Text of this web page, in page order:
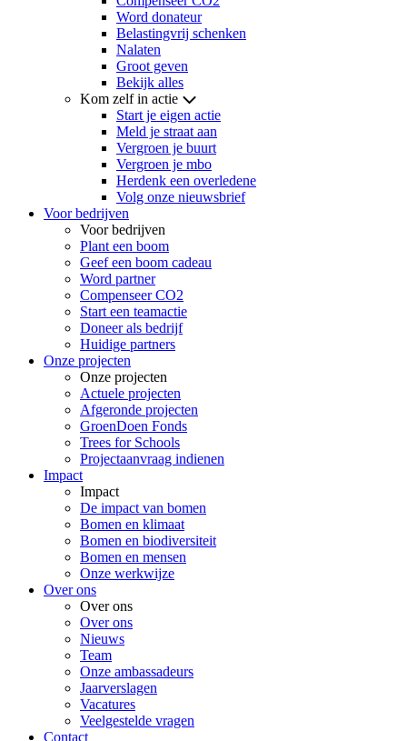
Word donateur
Belastingvrij schenken
Nalaten
Groot geven
Bekijk alles
Kom zelf in actie
Start je eigen actie
Meld je straat aan
Vergroen je buurt
Vergroen je mbo
Herdenk een overledene
Volg onze nieuwsbrief
Voor bedrijven
Voor bedrijven
Plant een boom
Geef een boom cadeau
Word partner
Compenseer CO2
Start een teamactie
Doneer als bedrijf
Huidige partners
Onze projecten
Onze projecten
Actuele projecten
Afgeronde projecten
GroenDoen Fonds
Trees for Schools
Projectaanvraag indienen
Impact
Impact
De impact van bomen
Bomen en klimaat
Bomen en biodiversiteit
Bomen en mensen
Onze werkwijze
Over ons
Over ons
Over ons
Nieuws
Team
Onze ambassadeurs
Jaarverslagen
Vacatures
Veelgestelde vragen
Contact